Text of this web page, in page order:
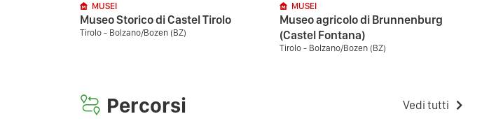
MUSEI
Museo Storico di Castel Tirolo
Tirolo - Bolzano/Bozen (BZ)
MUSEI
Museo agricolo di Brunnenburg
(Castel Fontana)
Tirolo - Bolzano/Bozen (BZ)
Percorsi Vedi tutti